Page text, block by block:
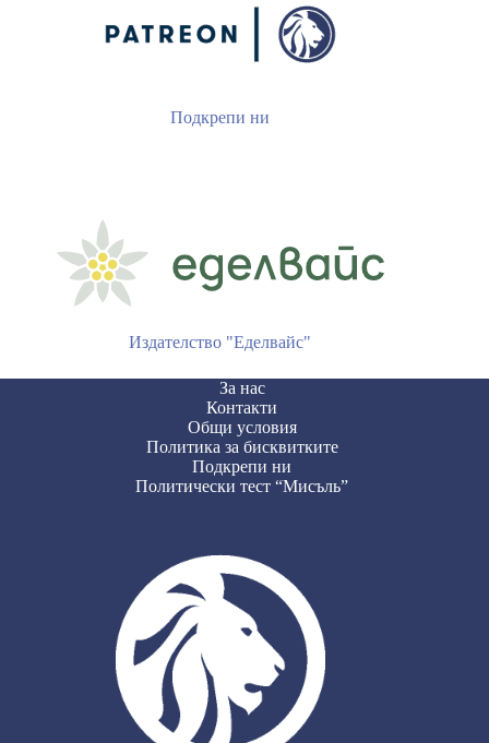
Подкрепи ни
Издателство "Еделвайс"
За нас
Контакти
Общи условия
Политика за бисквитките
Подкрепи ни
Политически тест “Мисъль”